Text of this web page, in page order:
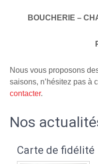
BOUCHERIE –
Nous vous proposons
saisons, n’hésitez pas à
contacter.
Nos
Carte de fidélité